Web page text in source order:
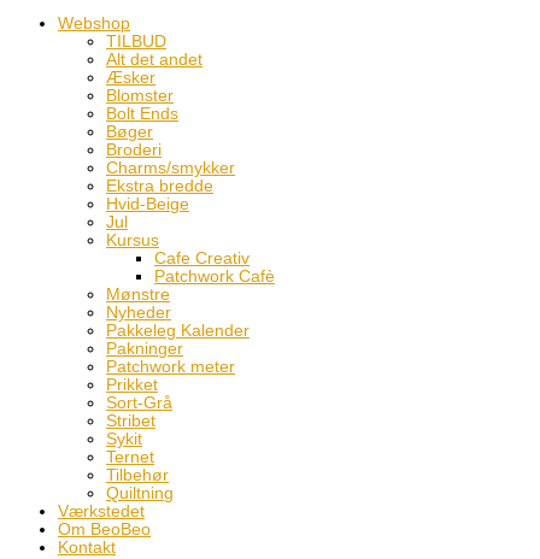
Webshop
TILBUD
Alt det andet
Æsker
Blomster
Bolt Ends
Bøger
Broderi
Charms/smykker
Ekstra bredde
Hvid-Beige
Jul
Kursus
Cafe Creativ
Patchwork Cafè
Mønstre
Nyheder
Pakkeleg Kalender
Pakninger
Patchwork meter
Prikket
Sort-Grå
Stribet
Sykit
Ternet
Tilbehør
Quiltning
Værkstedet
Om BeoBeo
Kontakt